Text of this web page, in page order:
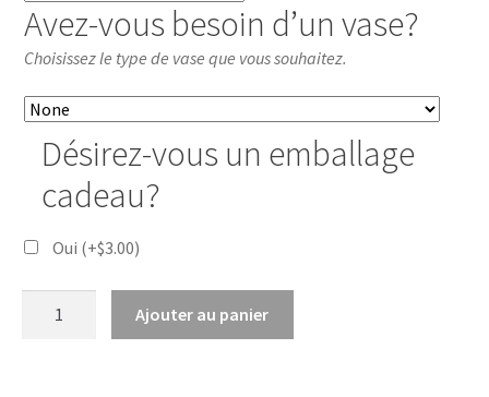
Avez-vous besoin d’un vase?
Choisissez le type de vase que vous souhaitez.
Désirez-vous un emballage
cadeau?
Oui (+$3.00)
Ajouter au panier